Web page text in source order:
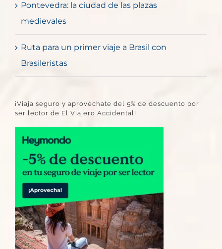
Pontevedra: la ciudad de las plazas
medievales
Ruta para un primer viaje a Brasil con
Brasileristas
¡Viaja seguro y aprovéchate del 5% de descuento por
ser lector de El Viajero Accidental!